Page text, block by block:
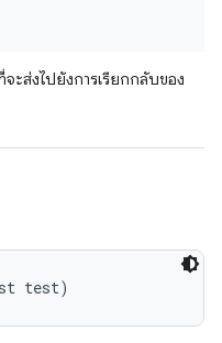
ะส่งไปยังการเรียกกลับของ
test)